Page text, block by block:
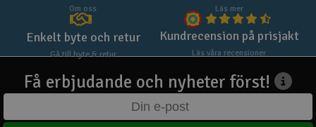
Om oss Läs mer
Enkelt byte och retur
Gå till byte & retur
Kundrecension på prisjakt
Läs våra recensioner
Få erbjudande och nyheter först!